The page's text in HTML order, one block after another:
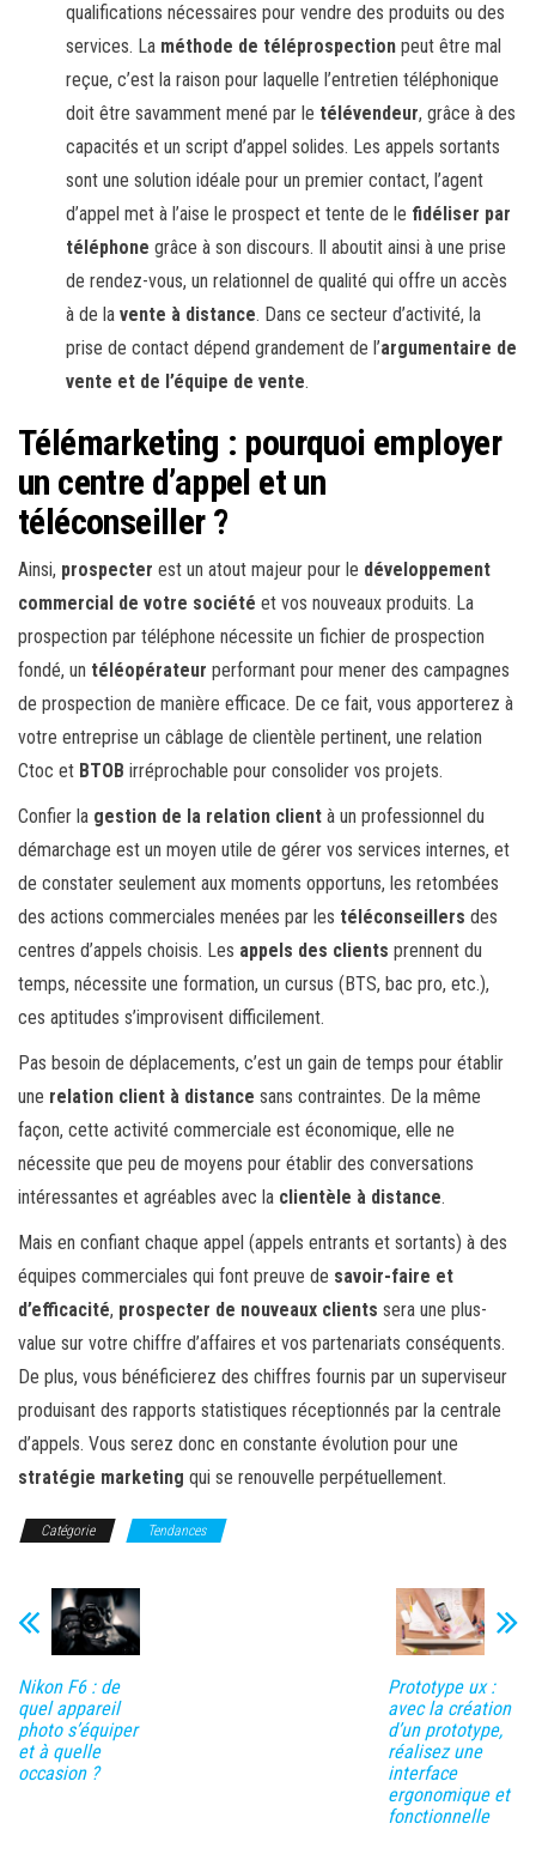
qualifications nécessaires pour vendre des produits ou des
services. La méthode de téléprospection peut être mal
reçue, c’est la raison pour laquelle l’entretien téléphonique
doit être savamment mené par le télévendeur, grâce à des
capacités et un script d’appel solides. Les appels sortants
sont une solution idéale pour un premier contact, l’agent
d’appel met à l’aise le prospect et tente de le fidéliser par
téléphone grâce à son discours. Il aboutit ainsi à une prise
de rendez-vous, un relationnel de qualité qui offre un accès
à de la vente à distance. Dans ce secteur d’activité, la
prise de contact dépend grandement de l’argumentaire de
vente et de l’équipe de vente.
Télémarketing : pourquoi employer
un centre d’appel et un
téléconseiller ?
Ainsi, prospecter est un atout majeur pour le développement
commercial de votre société et vos nouveaux produits. La
prospection par téléphone nécessite un fichier de prospection
fondé, un téléopérateur performant pour mener des campagnes
de prospection de manière efficace. De ce fait, vous apporterez à
votre entreprise un câblage de clientèle pertinent, une relation
Ctoc et BTOB irréprochable pour consolider vos projets.
Confier la gestion de la relation client à un professionnel du
démarchage est un moyen utile de gérer vos services internes, et
de constater seulement aux moments opportuns, les retombées
des actions commerciales menées par les téléconseillers des
centres d’appels choisis. Les appels des clients prennent du
temps, nécessite une formation, un cursus (BTS, bac pro, etc.),
ces aptitudes s’improvisent difficilement.
Pas besoin de déplacements, c’est un gain de temps pour établir
une relation client à distance sans contraintes. De la même
façon, cette activité commerciale est économique, elle ne
nécessite que peu de moyens pour établir des conversations
intéressantes et agréables avec la clientèle à distance.
Mais en confiant chaque appel (appels entrants et sortants) à des
équipes commerciales qui font preuve de savoir-faire et
d’efficacité, prospecter de nouveaux clients sera une plus-
value sur votre chiffre d’affaires et vos partenariats conséquents.
De plus, vous bénéficierez des chiffres fournis par un superviseur
produisant des rapports statistiques réceptionnés par la centrale
d’appels. Vous serez donc en constante évolution pour une
stratégie marketing qui se renouvelle perpétuellement.
Catégorie Tendances
Nikon F6 : de
quel appareil
photo s’équiper
et à quelle
occasion ?
Prototype ux :
avec la création
d’un prototype,
réalisez une
interface
ergonomique et
fonctionnelle